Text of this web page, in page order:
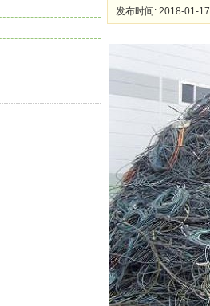
发布时间: 2018-01-